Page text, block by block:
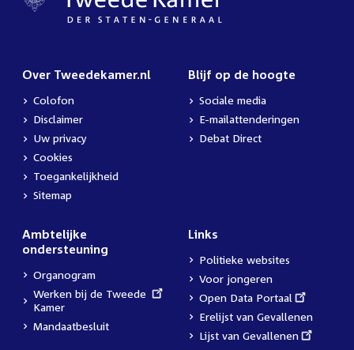
Over Tweedekamer.nl
Colofon
Disclaimer
Uw privacy
Cookies
Toegankelijkheid
Sitemap
Blijf op de hoogte
Sociale media
E-mailattenderingen
Debat Direct
Ambtelijke
ondersteuning
Organogram
External
link:
Werken bij de Tweede
Kamer
Mandaatbesluit
Links
Politieke websites
Voor jongeren
External
link:
Open Data Portaal
Erelijst van Gevallenen
External
Lijst van Gevallenen